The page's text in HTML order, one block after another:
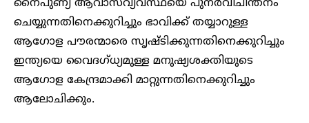
നൈപുണ്യ ആവാസവ്യവസ്ഥയെ പുനർവിചിന്തനം
ചെയ്യുന്നതിനെക്കുറിച്ചും ഭാവിക്ക് തയ്യാറുള്ള
ആഗോള പൗരന്മാരെ സൃഷ്ടിക്കുന്നതിനെക്കുറിച്ചും
ഇന്ത്യയെ വൈദഗ്ധ്യമുള്ള മനുഷ്യശക്തിയുടെ
ആഗോള കേന്ദ്രമാക്കി മാറ്റുന്നതിനെക്കുറിച്ചും
ആലോചിക്കും.